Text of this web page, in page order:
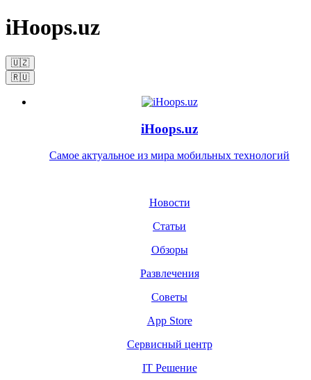
iHoops.uz
🇺🇿
🇷🇺
iHoops.uz
Самое актуальное из мира мобильных технологий
Новости
Статьи
Обзоры
Развлечения
Советы
App Store
Сервисный центр
IT Решение